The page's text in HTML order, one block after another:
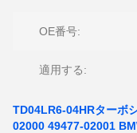
OE番号:
適用する:
TD04LR6-04HRターボ
02000 49477-02001